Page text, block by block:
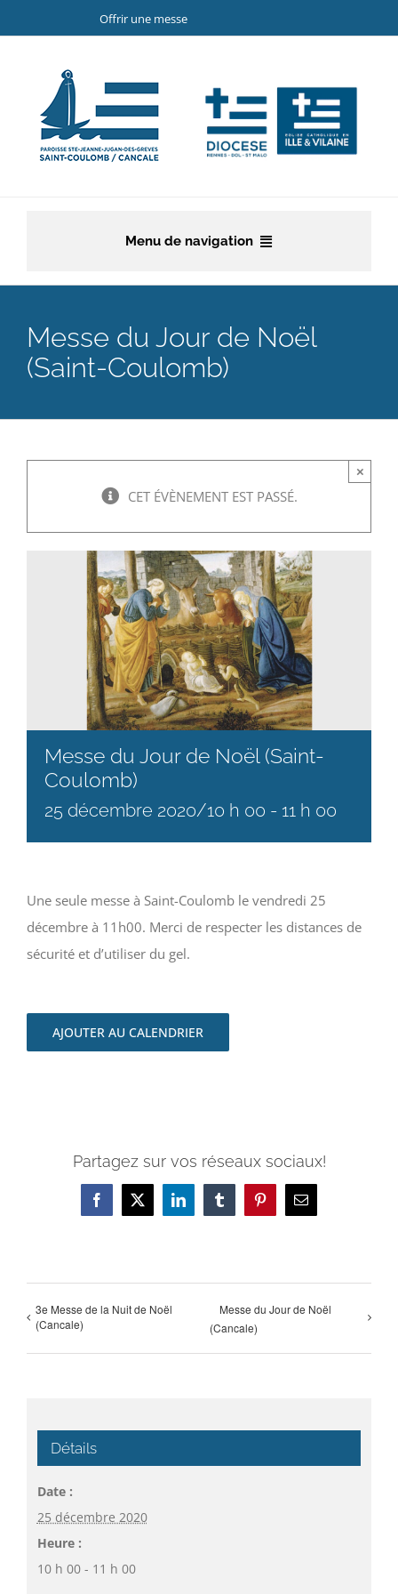
au
Offrir une messe
Menu de navigation
La paroisse
Actualités
Messe du Jour de Noël
(Saint-Coulomb)
CET ÉVÈNEMENT EST PASSÉ.
×
Messe du Jour de Noël (Saint-
Coulomb)
25 décembre 2020/10 h 00 - 11 h 00
Une seule messe à Saint-Coulomb le vendredi 25
décembre à 11h00. Merci de respecter les distances de
sécurité et d’utiliser du gel.
AJOUTER AU CALENDRIER
Partagez sur vos réseaux sociaux!
Facebook
X LinkedInTumblrPinterestEmail
3e Messe de la Nuit de Noël
(Cancale)
Messe du Jour de Noël
(Cancale)
Détails
Date :
25 décembre 2020
Heure :
10 h 00 - 11 h 00